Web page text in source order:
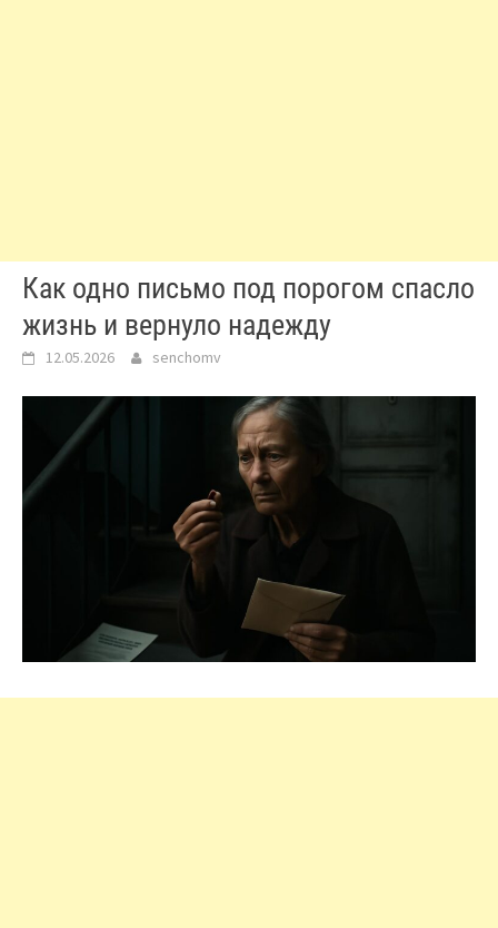
Как одно письмо под порогом спасло
жизнь и вернуло надежду
12.05.2026 senchomv